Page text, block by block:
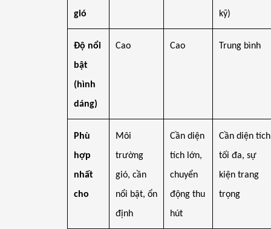
gió
kỹ)
Độ nổi
bật
(hình
dáng)
Cao Cao Trung bình
Phù
hợp
nhất
cho
Môi
trường
gió, cần
nổi bật, ổn
định
Cần diện
tích lớn,
chuyển
động thu
hút
Cần diện tích
tối đa, sự
kiện trang
trọng